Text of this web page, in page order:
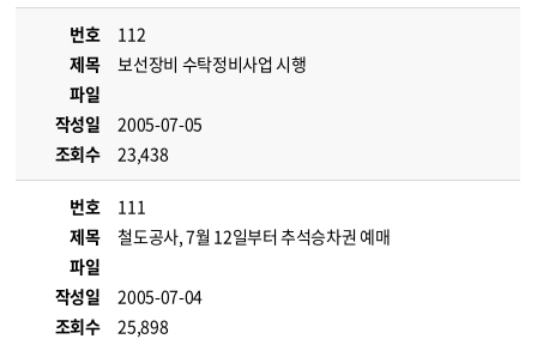
번호
112
제목
보선장비 수탁정비사업 시행
파일
작성일
2005-07-05
조회수
23,438
번호
111
제목
철도공사, 7월 12일부터 추석승차권 예매
파일
작성일
2005-07-04
조회수
25,898